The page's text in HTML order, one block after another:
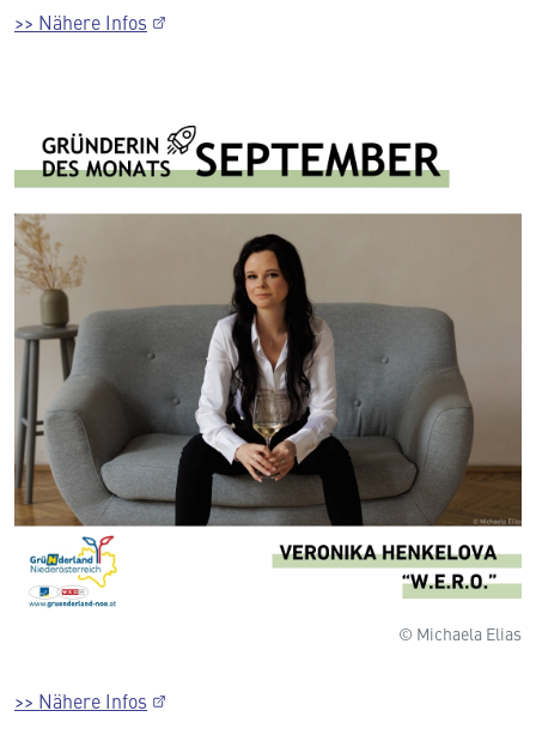
>> Nähere Infos
© Michaela Elias
>> Nähere Infos